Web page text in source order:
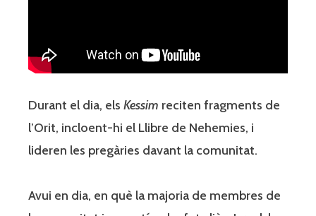
Durant el dia, els Kessim reciten fragments de
l’Orit, incloent-hi el Llibre de Nehemies, i
lideren les pregàries davant la comunitat.
Avui en dia, en què la majoria de membres de